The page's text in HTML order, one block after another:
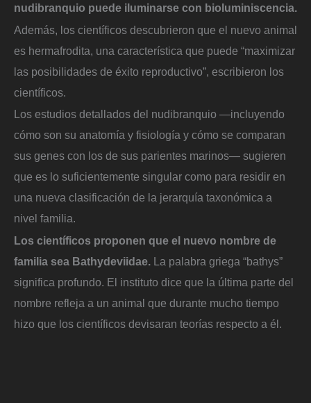
nudibranquio puede iluminarse con bioluminiscencia.
Además, los científicos descubrieron que el nuevo animal
es hermafrodita, una característica que puede “maximizar
las posibilidades de éxito reproductivo”, escribieron los
científicos.
Los estudios detallados del nudibranquio —incluyendo
cómo son su anatomía y fisiología y cómo se comparan
sus genes con los de sus parientes marinos— sugieren
que es lo suficientemente singular como para residir en
una nueva clasificación de la jerarquía taxonómica a
nivel familia.
Los científicos proponen que el nuevo nombre de
familia sea Bathydeviidae. La palabra griega “bathys”
significa profundo. El instituto dice que la última parte del
nombre refleja a un animal que durante mucho tiempo
hizo que los científicos devisaran teorías respecto a él.